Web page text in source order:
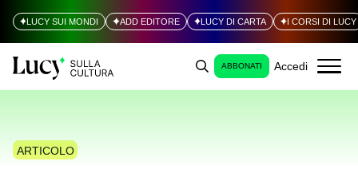
LUCY SUI MONDI ADD EDITORE LUCY DI CARTA I CORSI DI LUCY
ABBONATI Accedi
ARTICOLO